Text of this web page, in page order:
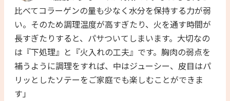
比べてコラーゲンの量も少なく水分を保持する力が弱
い。そのため調理温度が高すぎたり、火を通す時間が
長すぎたりすると、パサついてしまいます。大切なの
は『下処理』と『火入れの工夫』です。胸肉の弱点を
補うように調理をすれば、中はジューシー、皮目はパ
リッとしたソテーをご家庭でも楽しむことができま
す」